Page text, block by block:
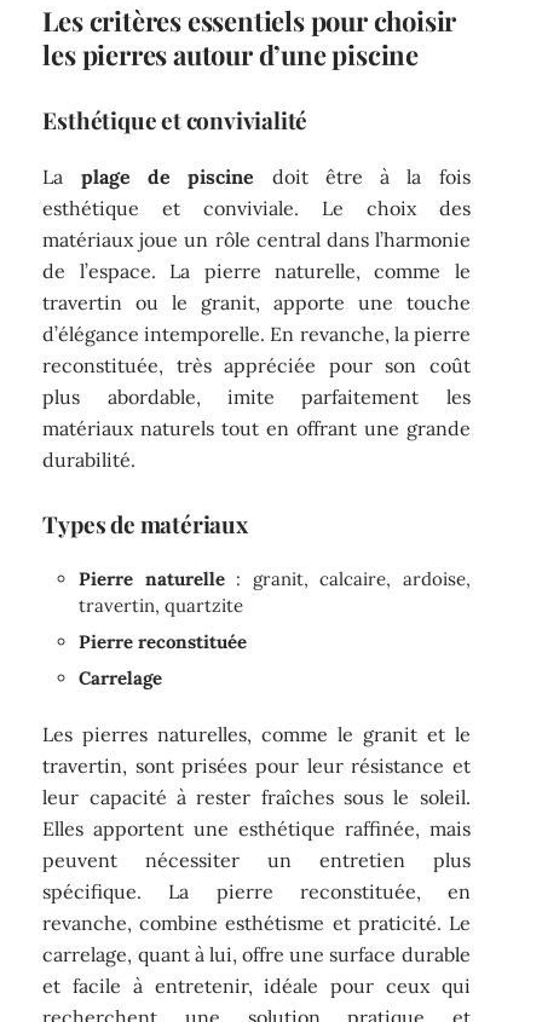
Les critères essentiels pour choisir
les pierres autour d’une piscine
Esthétique et convivialité
La plage de piscine doit être à la fois
esthétique et conviviale. Le choix des
matériaux joue un rôle central dans l’harmonie
de l’espace. La pierre naturelle, comme le
travertin ou le granit, apporte une touche
d’élégance intemporelle. En revanche, la pierre
reconstituée, très appréciée pour son coût
plus abordable, imite parfaitement les
matériaux naturels tout en offrant une grande
durabilité.
Types de matériaux
Pierre naturelle: granit, calcaire, ardoise,
travertin, quartzite
Pierre reconstituée
Carrelage
Les pierres naturelles, comme le granit et le
travertin, sont prisées pour leur résistance et
leur capacité à rester fraîches sous le soleil.
Elles apportent une esthétique raffinée, mais
peuvent nécessiter un entretien plus
spécifique. La pierre reconstituée, en
revanche, combine esthétisme et praticité. Le
carrelage, quant à lui, offre une surface durable
et facile à entretenir, idéale pour ceux qui